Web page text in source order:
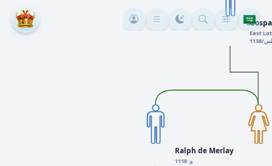
Ralph de Merlay
و: 1118
+5